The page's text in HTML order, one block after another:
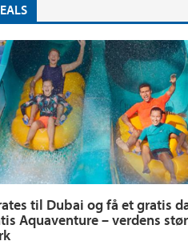
til Dubai og få et gratis
Aquaventure – verdens